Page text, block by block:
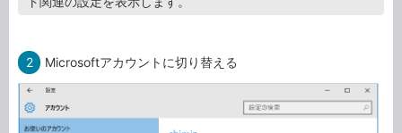
2 Microsoftアカウントに切り替える